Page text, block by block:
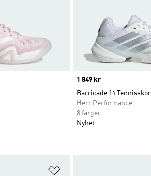
Price
1 849 kr
Barricade 14 Tennisskor
Herr Performance
8 färger
Nyhet